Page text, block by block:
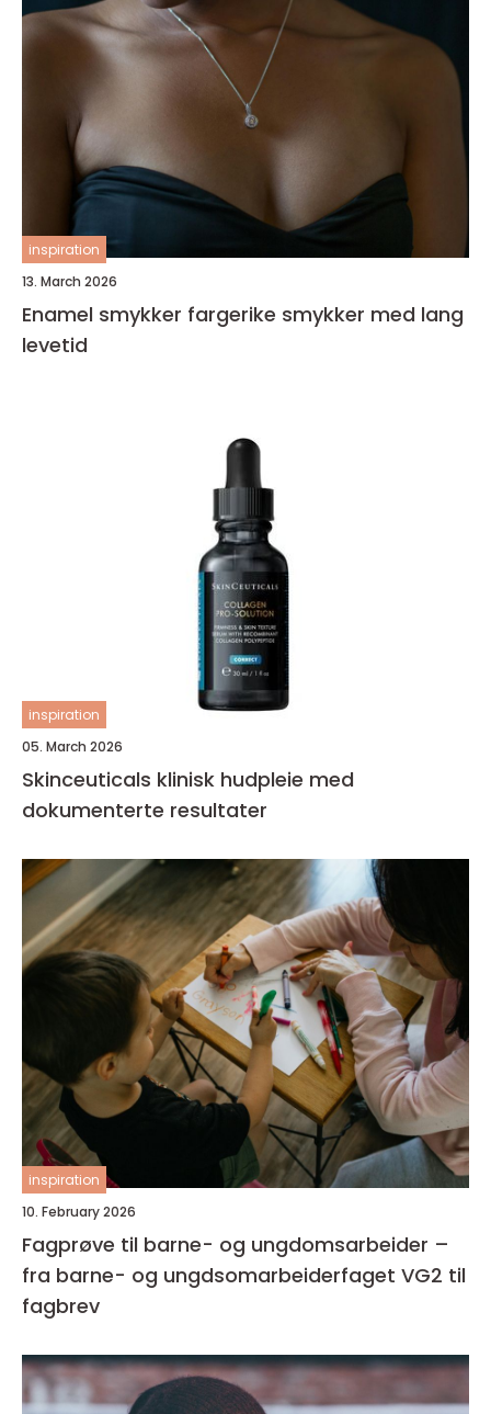
inspiration
13. March 2026
Enamel smykker fargerike smykker med lang
levetid
inspiration
05. March 2026
Skinceuticals klinisk hudpleie med
dokumenterte resultater
inspiration
10. February 2026
Fagprøve til barne- og ungdomsarbeider –
fra barne- og ungdsomarbeiderfaget VG2 til
fagbrev